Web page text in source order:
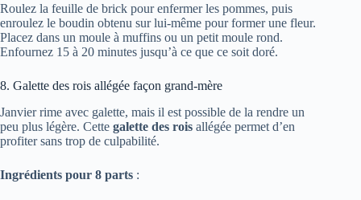
Roulez la feuille de brick pour enfermer les pommes, puis
enroulez le boudin obtenu sur lui-même pour former une fleur.
Placez dans un moule à muffins ou un petit moule rond.
Enfournez 15 à 20 minutes jusqu’à ce que ce soit doré.
8. Galette des rois allégée façon grand-mère
Janvier rime avec galette, mais il est possible de la rendre un
peu plus légère. Cette galette des rois allégée permet d’en
profiter sans trop de culpabilité.
Ingrédients pour 8 parts :